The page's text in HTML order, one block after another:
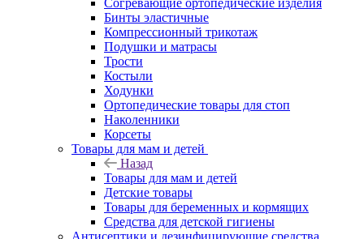
Согревающие ортопедические изделия
Бинты эластичные
Компрессионный трикотаж
Подушки и матрасы
Трости
Костыли
Ходунки
Ортопедические товары для стоп
Наколенники
Корсеты
Товары для мам и детей
Назад
Товары для мам и детей
Детские товары
Товары для беременных и кормящих
Средства для детской гигиены
Антисептики и дезинфицирующие средства